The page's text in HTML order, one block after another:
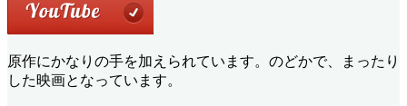
原作にかなりの手を加えられています。のどかで、まったり
した映画となっています。